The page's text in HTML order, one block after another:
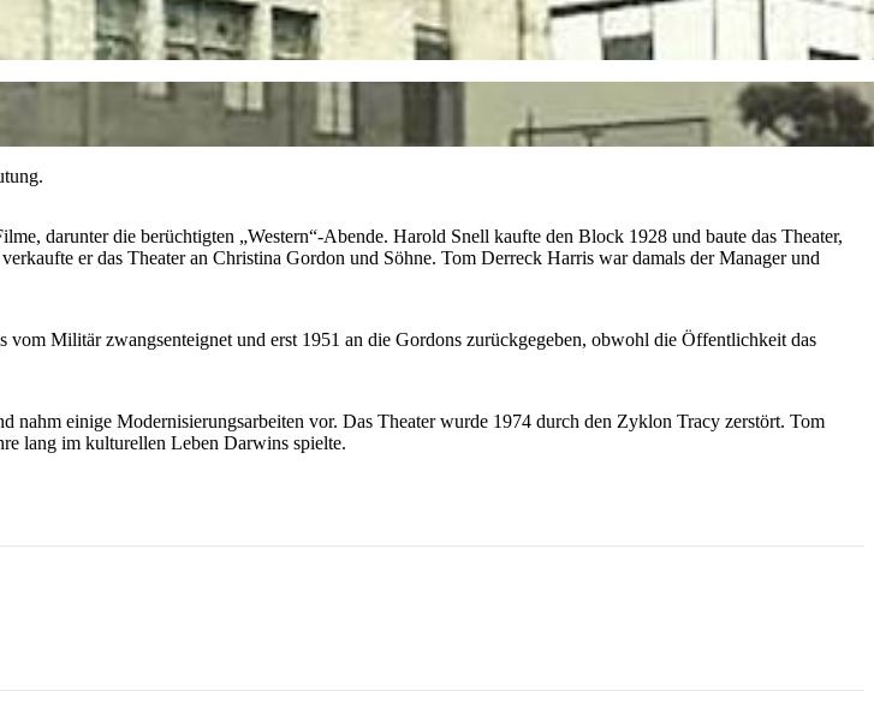
darunter die berüchtigten „Western“-Abende. Harold Snell kaufte den Block 1928 und baute das Theater,
er das Theater an Christina Gordon und Söhne. Tom Derreck Harris war damals der Manager und
Militär zwangsenteignet und erst 1951 an die Gordons zurückgegeben, obwohl die Öffentlichkeit das
einige Modernisierungsarbeiten vor. Das Theater wurde 1974 durch den Zyklon Tracy zerstört. Tom
lang im kulturellen Leben Darwins spielte.